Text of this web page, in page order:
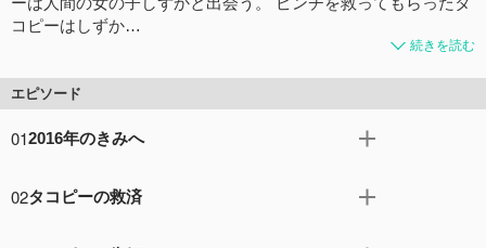
コピーはしずか…
続きを読む
エピソード
012016年のきみへ
の女の子しずかと出会う。ピンチを救ってもらったタコピ
02タコピーの救済